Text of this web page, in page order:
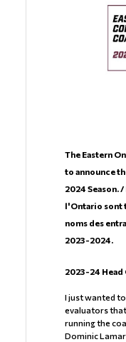
The Eastern
to announce
2024 Season.
l'Ontario sont
noms des
2023-2024.
2023-24 Head
I just wanted
evaluators
running the
Dominic